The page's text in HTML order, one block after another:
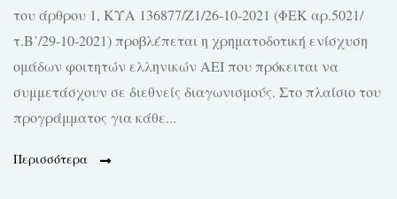
του άρθρου 1, ΚΥΑ 136877/Ζ1/26-10-2021 (ΦΕΚ αρ.5021/
τ.Β’/29-10-2021) προβλέπεται η χρηματοδοτική ενίσχυση
ομάδων φοιτητών ελληνικών ΑΕΙ που πρόκειται να
συμμετάσχουν σε διεθνείς διαγωνισμούς. Στο πλαίσιο του
προγράμματος για κάθε...
Περισσότερα